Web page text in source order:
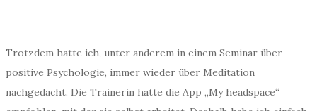
Trotzdem hatte ich, unter anderem in einem Seminar über
positive Psychologie, immer wieder über Meditation
nachgedacht. Die Trainerin hatte die App „My headspace“